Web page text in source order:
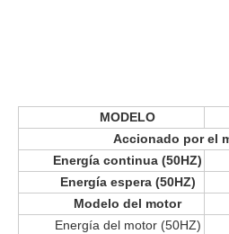
MODELO
Accionado por el
Energía continua (50HZ)
Energía espera (50HZ)
Modelo del motor
Energía del motor (50HZ)